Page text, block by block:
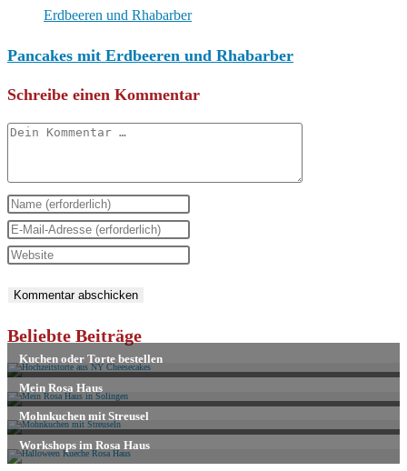
Pancakes mit Erdbeeren und Rhabarber
Schreibe einen Kommentar
Kommentar
Gib
deinen
Namen
Benutzernamen
zum
Kommentieren
ein
Gib
deine
Mail-
Adresse
zum
Kommentieren
ein
Gib
Website-
URL
ein
(optional)
Beliebte Beiträge